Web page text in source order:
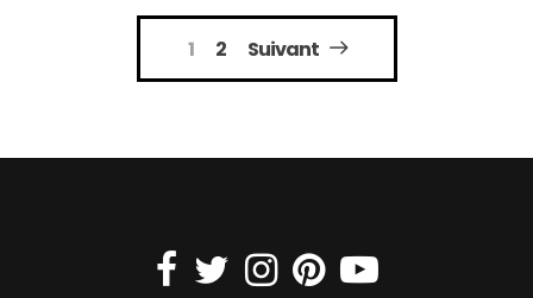
Navigation
des
articles
1 2 Suivant